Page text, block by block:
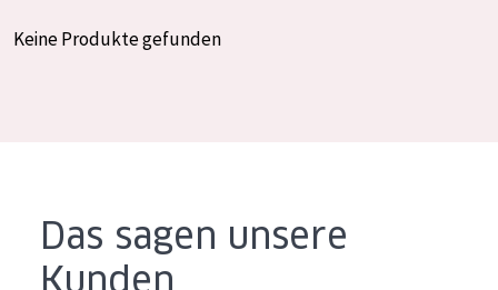
PRODUKTTYP
Serum
Keine Produkte gefunden
Das sagen unsere
Kunden